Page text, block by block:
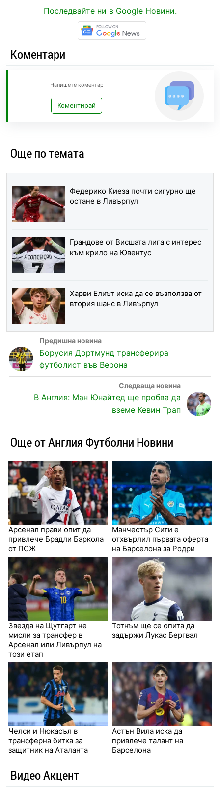
Последвайте ни в Google Новини.
Коментари
Напишете коментар
Коментирай
Още по темата
Федерико Киеза почти сигурно ще
остане в Ливърпул
Грандове от Висшата лига с интерес
към крило на Ювентус
Харви Елиът иска да се възползва от
втория шанс в Ливърпул
Борусия Дортмунд трансферира
футболист във Верона
В Англия: Ман Юнайтед ще пробва да
вземе Кевин Трап
Още от Англия Футболни Новини
Арсенал прави опит да
привлече Брадли Баркола
от ПСЖ
Манчестър Сити е
отхвърлил първата оферта
на Барселона за Родри
Звезда на Щутгарт не
мисли за трансфер в
Арсенал или Ливърпул на
този етап
Тотнъм ще се опита да
задържи Лукас Бергвал
Челси и Нюкасъл в
трансферна битка за
защитник на Аталанта
Астън Вила иска да
привлече талант на
Барселона
Видео Акцент